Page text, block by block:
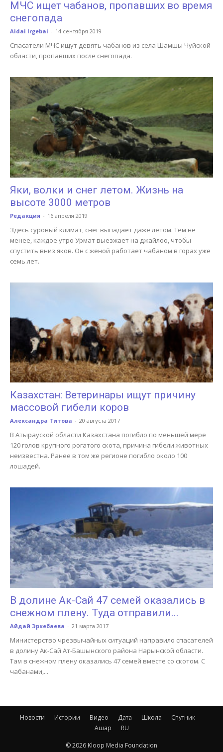
МЧС ищет чабанов, пропавших во время
снегопада
Aidai Irgebai - 14 сентября 2019
Спасатели МЧС ищут девять чабанов из села Шамшы Чуйской
области, пропавших после снегопада.
Яки, волки и снег летом. Жизнь на
высоте 3000 метров
Редакция - 16 апреля 2019
Здесь суровый климат, снег выпадает даже летом. Тем не
менее, каждое утро Урмат выезжает на джайлоо, чтобы
спустить вниз яков. Он с женой работает чабаном в горах уже
семь лет.
Казахстан: Ветеринары ищут причину
массовой гибели коров
Александра Титова - 20 августа 2017
В Атырауской области Казахстана погибло по меньшей мере
120 голов крупного рогатого скота, причина гибели животных
неизвестна. Ранее в том же регионе погибло около 100
лошадей.
В долине Ак-Сай 47 семей оказались в
снежном плену. Туда отправили...
Айдай Эркебаева - 21 марта 2017
Министерство чрезвычайных ситуаций направило спасателей
в долину Ак-Сай Ат-Башынского района Нарынской области.
Там в снежном плену оказались 47 семей вместе со скотом. С
чабанами,...
Новости Истории Видео Дата Школа
Спутник
Ашар
RU
© 2026 Kloop Media Foundation